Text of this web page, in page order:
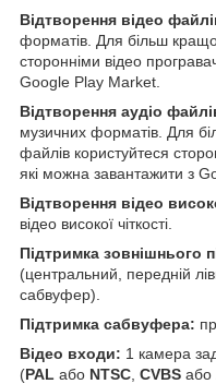
Відтворення відео
форматів. Для більш
сторонніми відео
Google Play Market.
Відтворення аудіо
музичних форматів. Для
файлів користуйтеся
які можна завантажити з
Відтворення відео
відео високої чіткості.
Підтримка зовнішнього
(центральний, передній
сабвуфер).
Підтримка сабвуфера:
Відео входи: 1 камера
(PAL або NTSC CVBS або